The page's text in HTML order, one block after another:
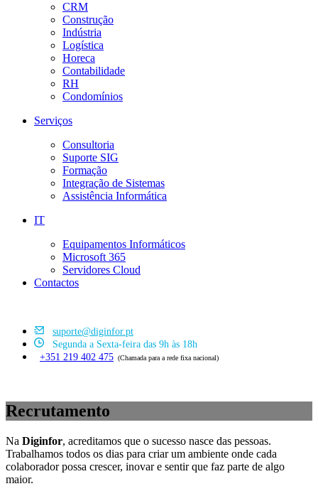
CRM
Construção
Indústria
Logística
Horeca
Contabilidade
RH
Condomínios
Serviços
Consultoria
Suporte SIG
Formação
Integração de Sistemas
Assistência Informática
IT
Equipamentos Informáticos
Microsoft 365
Servidores Cloud
Contactos
suporte@diginfor.pt
Segunda a Sexta-feira das 9h às 18h
+351 219 402 475 (Chamada para a rede fixa nacional)
Recrutamento
Na Diginfor, acreditamos que o sucesso nasce das pessoas.
Trabalhamos todos os dias para criar um ambiente onde cada
colaborador possa crescer, inovar e sentir que faz parte de algo
maior.